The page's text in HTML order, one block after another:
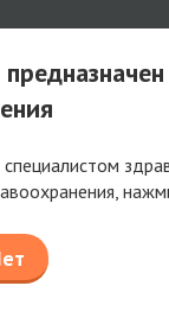
специалистом